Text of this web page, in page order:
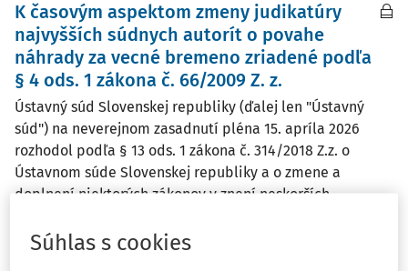
K časovým aspektom zmeny judikatúry
najvyšších súdnych autorít o povahe
náhrady za vecné bremeno zriadené podľa
§ 4 ods. 1 zákona č. 66/2009 Z. z.
Ústavný súd Slovenskej republiky (ďalej len "Ústavný
súd") na neverejnom zasadnutí pléna 15. apríla 2026
rozhodol podľa § 13 ods. 1 zákona č. 314/2018 Z.z. o
Ústavnom súde Slovenskej republiky a o zmene a
doplnení niektorých zákonov v znení neskorších ...
Vydané: 26. 7. 2026 25 minút čítania
Súhlas s cookies